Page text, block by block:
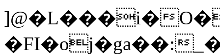
]@�L���i�
�FI�oj�ga��: